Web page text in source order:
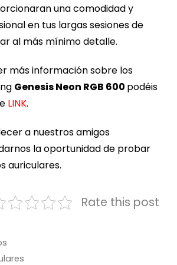
una comodidad y
en tus largas sesiones de
al más mínimo detalle.
más información sobre los
Genesis Neon RGB 600 podéis
LINK.
a nuestros amigos
la oportunidad de probar
auriculares.
Rate this post